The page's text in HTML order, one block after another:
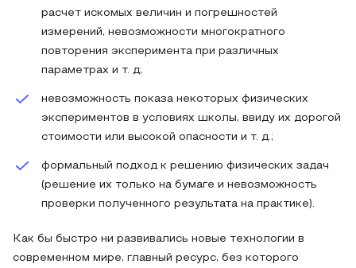
расчет искомых величин и погрешностей
измерений, невозможности многократного
повторения эксперимента при различных
параметрах и т. д;
невозможность показа некоторых физических
экспериментов в условиях школы, ввиду их дорогой
стоимости или высокой опасности и т. д.;
формальный подход к решению физических задач
(решение их только на бумаге и невозможность
проверки полученного результата на практике).
Как бы быстро ни развивались новые технологии в
современном мире, главный ресурс, без которого